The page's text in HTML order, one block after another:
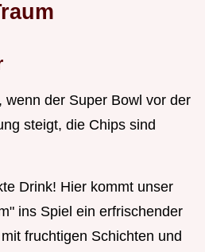
wenn der Super Bowl vor der
steigt, die Chips sind
Drink! Hier kommt unser
ins Spiel ein erfrischender
fruchtigen Schichten und